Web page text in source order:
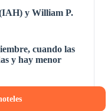
y William P.
cuando las
y hay menor